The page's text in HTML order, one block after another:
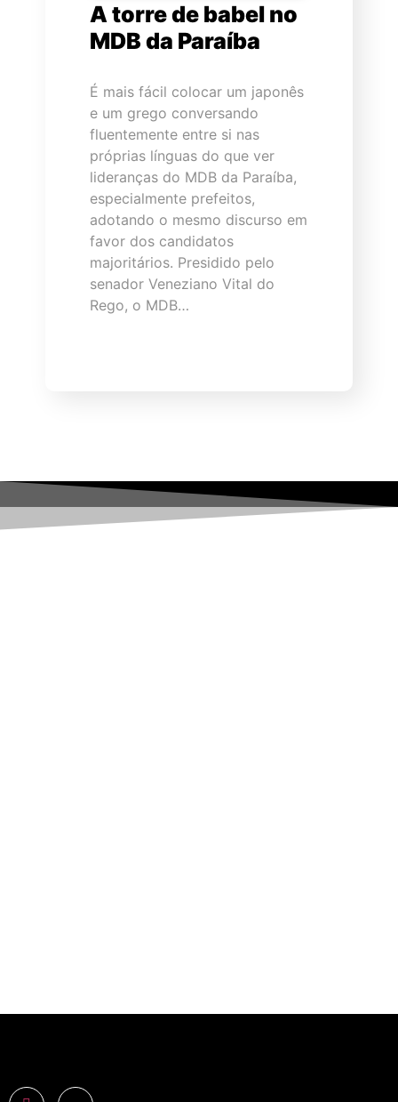
A torre de babel no
MDB da Paraíba
É mais fácil colocar um japonês
e um grego conversando
fluentemente entre si nas
próprias línguas do que ver
lideranças do MDB da Paraíba,
especialmente prefeitos,
adotando o mesmo discurso em
favor dos candidatos
majoritários. Presidido pelo
senador Veneziano Vital do
Rego, o MDB…